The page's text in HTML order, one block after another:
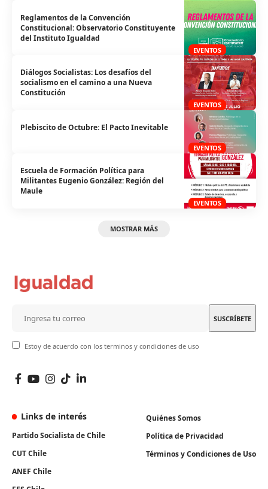
EVENTOS
Reglamentos de la Convención
Constitucional: Observatorio Constituyente
del Instituto Igualdad
EVENTOS
Diálogos Socialistas: Los desafíos del
socialismo en el camino a una Nueva
Constitución
EVENTOS
Plebiscito de Octubre: El Pacto Inevitable
EVENTOS
Escuela de Formación Política para
Militantes Eugenio González: Región del
Maule
MOSTRAR MÁS
Estoy de acuerdo con los terminos y condiciones de uso
Links de interés
Partido Socialista de Chile
CUT Chile
ANEF Chile
Quiénes Somos
Política de Privacidad
Términos y Condiciones de Uso